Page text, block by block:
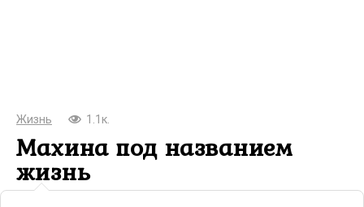
Жизнь 1.1к.
Махина под названием
жизнь